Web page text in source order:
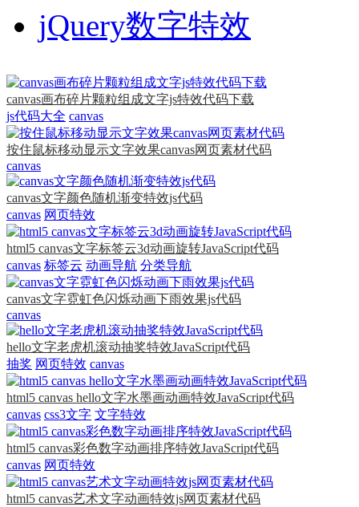
jQuery数字特效
canvas画布碎片颗粒组成文字js特效代码下载
js代码大全 canvas
按住鼠标移动显示文字效果canvas网页素材代码
canvas
canvas文字颜色随机渐变特效js代码
canvas 网页特效
html5 canvas文字标签云3d动画旋转JavaScript代码
canvas 标签云 动画导航 分类导航
canvas文字霓虹色闪烁动画下雨效果js代码
canvas
hello文字老虎机滚动抽奖特效JavaScript代码
抽奖 网页特效 canvas
html5 canvas hello文字水墨画动画特效JavaScript代码
canvas css3文字 文字特效
html5 canvas彩色数字动画排序特效JavaScript代码
canvas 网页特效
html5 canvas艺术文字动画特效js网页素材代码